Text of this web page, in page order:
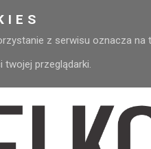
z serwisu oznacza na
przeglądarki.